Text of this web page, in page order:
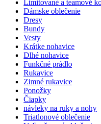
Limitované a teamové
Dámske oblečenie
Dresy
Bundy
Vesty
Krátke nohavice
Dlhé nohavice
Funkčné prádlo
Rukavice
Zimné rukavice
Ponožky
Čiapky
návleky na ruky a nohy
Triatlonové oblečenie